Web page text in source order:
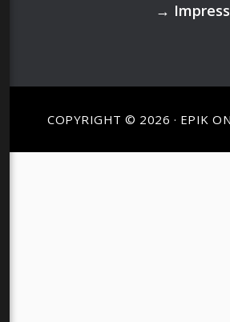
→
COPYRIGHT © 2026 · EPIK ON